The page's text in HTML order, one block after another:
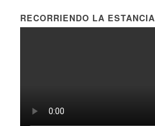
RECORRIENDO LA ESTANCIA